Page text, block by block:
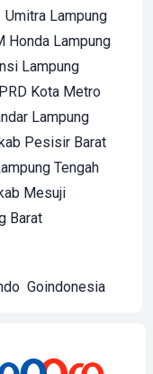
Umitra Lampung
Honda Lampung
Lampung
Kota Metro
Lampung
Pesisir Barat
Tengah
Mesuji
Barat
Goindonesia